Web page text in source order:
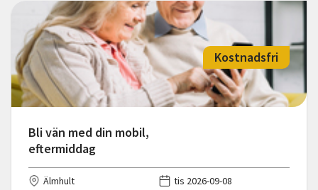
Bli vän med din mobil,
eftermiddag
Kostnadsfri
Älmhult
tis 2026-09-08